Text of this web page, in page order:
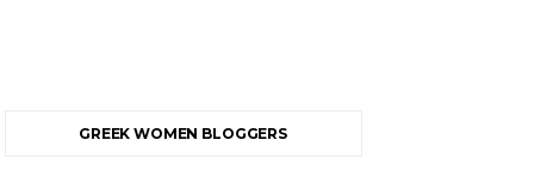
GREEK WOMEN BLOGGERS